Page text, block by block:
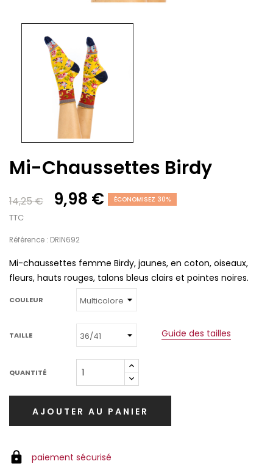
Mi-Chaussettes Birdy
14,25 € 9,98 € ÉCONOMISEZ 30%
TTC
Référence : DRIN692
Mi-chaussettes femme Birdy, jaunes, en coton, oiseaux,
fleurs, hauts rouges, talons bleus clairs et pointes noires.
COULEUR
TAILLE Guide des tailles
QUANTITÉ
AJOUTER AU PANIER
paiement sécurisé